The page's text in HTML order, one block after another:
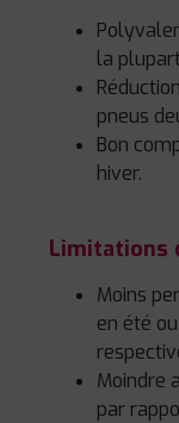
la
pneus
Bon
hiver.
Limitations
Moins
en été
Moindre
par